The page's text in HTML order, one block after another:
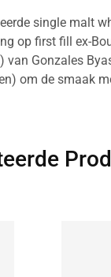
single malt
op first fill ex-
Gonzales
om de smaak